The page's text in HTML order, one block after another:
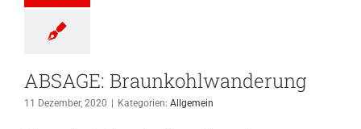
ABSAGE: Braunkohlwanderung
11 Dezember, 2020 Kategorien: Allgemein